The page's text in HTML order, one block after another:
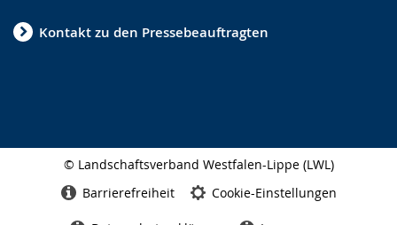
Kontakt zu den Pressebeauftragten
© Landschaftsverband Westfalen-Lippe (LWL)
Barrierefreiheit Cookie-Einstellungen